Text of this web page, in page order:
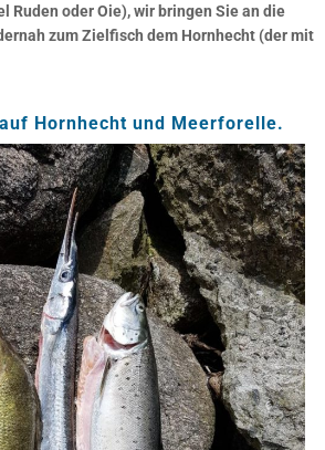
Ruden oder Oie), wir bringen Sie an die
zum Zielfisch dem Hornhecht (der mit
Hornhecht und Meerforelle.